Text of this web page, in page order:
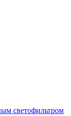
светофильтром